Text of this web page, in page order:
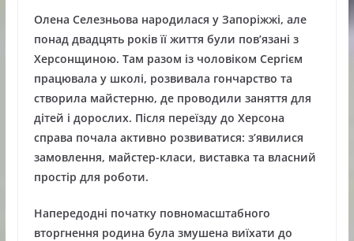
Олена Селезньова народилася у Запоріжжі, але
понад двадцять років її життя були пов’язані з
Херсонщиною. Там разом із чоловіком Сергієм
працювала у школі, розвивала гончарство та
створила майстерню, де проводили заняття для
дітей і дорослих. Після переїзду до Херсона
справа почала активно розвиватися: з’явилися
замовлення, майстер-класи, виставка та власний
простір для роботи.
Напередодні початку повномасштабного
вторгнення родина була змушена виїхати до